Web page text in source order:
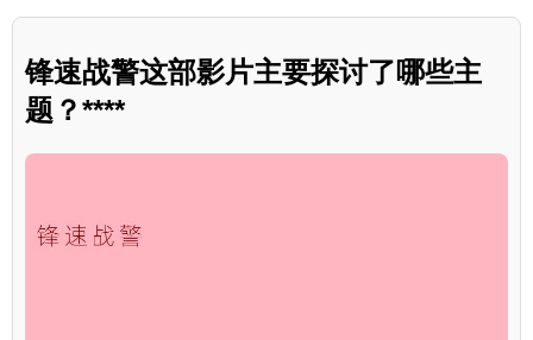
锋速战警这部影片主要探讨了哪些主
题？****